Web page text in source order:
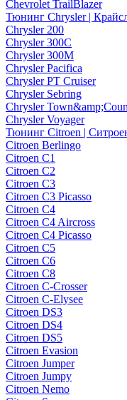
Chevrolet TrailBlazer
Тюнинг Chrysler |
Chrysler 200
Chrysler 300C
Chrysler 300M
Chrysler Pacifica
Chrysler PT Cruiser
Chrysler Sebring
Chrysler
Chrysler Voyager
Тюнинг Citroen |
Citroen Berlingo
Citroen C1
Citroen C2
Citroen C3
Citroen C3 Picasso
Citroen C4
Citroen C4 Aircross
Citroen C4 Picasso
Citroen C5
Citroen C6
Citroen C8
Citroen C-Crosser
Citroen C-Elysee
Citroen DS3
Citroen DS4
Citroen DS5
Citroen Evasion
Citroen Jumper
Citroen Jumpy
Citroen Nemo